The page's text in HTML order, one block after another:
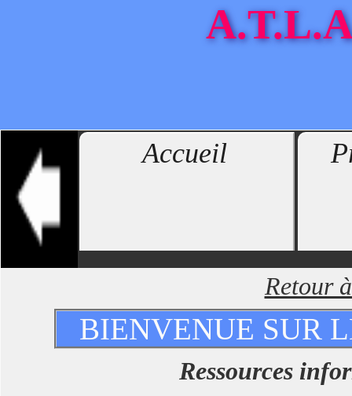
Accueil
Retour
BIENVENUE SUR
Ressources